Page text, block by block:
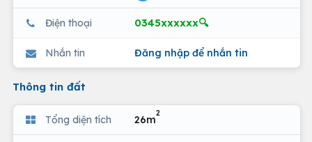
Điện thoại 0345xxxxxx🔍
Nhắn tin Đăng nhập để nhắn tin
Thông tin đất
Tổng diện tích 26m
2